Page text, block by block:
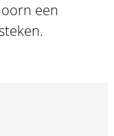
een